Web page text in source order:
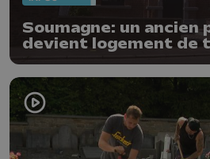
Soumagne: un ancien
devient logement de